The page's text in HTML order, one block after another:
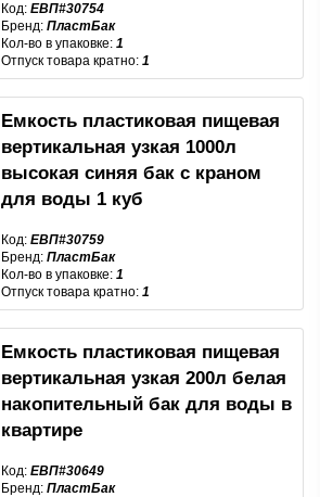
Код: ЕВП#30754
Бренд: ПластБак
Кол-во в упаковке: 1
Отпуск товара кратно: 1
Емкость пластиковая пищевая
вертикальная узкая 1000л
высокая синяя бак с краном
для воды 1 куб
Код: ЕВП#30759
Бренд: ПластБак
Кол-во в упаковке: 1
Отпуск товара кратно: 1
Емкость пластиковая пищевая
вертикальная узкая 200л белая
накопительный бак для воды в
квартире
Код: ЕВП#30649
Бренд: ПластБак